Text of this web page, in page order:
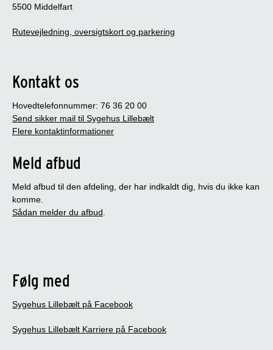
5500 Middelfart
Rutevejledning, oversigtskort og parkering
Kontakt os
Hovedtelefonnummer: 76 36 20 00
Send sikker mail til Sygehus Lillebælt
Flere kontaktinformationer
Meld afbud
Meld afbud til den afdeling, der har indkaldt dig, hvis du ikke kan
komme.
Sådan melder du afbud.
Følg med
Sygehus Lillebælt på Facebook
Sygehus Lillebælt Karriere på Facebook